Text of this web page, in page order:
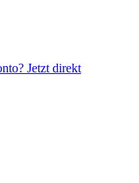
Jetzt direkt